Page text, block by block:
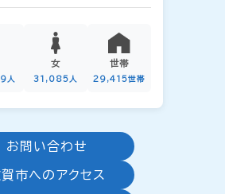
人
女
31,085人
世帯
29,415世帯
お問い合わせ
市へのアクセス